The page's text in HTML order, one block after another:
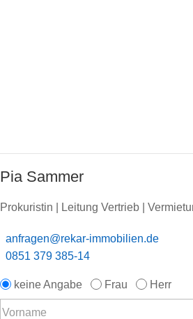
Pia Sammer
Prokuristin | Leitung Vertrieb |
anfragen@rekar-immobilien.de
0851 379 385-14
keine Angabe Frau Herr